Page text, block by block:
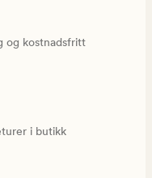
og kostnadsfritt
i butikk